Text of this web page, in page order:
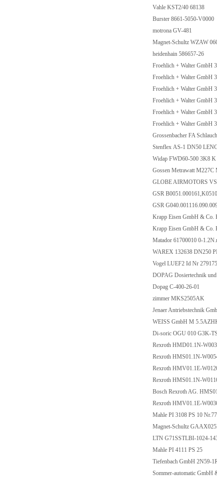
Vahle KST2/40 68138
Burster 8661-5050-V0000
motrona GV-481
Magnet-Schultz WZAW
heidenhain 586657-26
Froehlich + Walter GmbH
Froehlich + Walter GmbH
Froehlich + Walter GmbH
Froehlich + Walter GmbH
Froehlich + Walter GmbH
Froehlich + Walter GmbH
Grossenbacher FA
Stenflex AS-1 DN50
Widap FWD60-500 3K8 K
Gossen Metrawatt
GLOBE AIRMOTORS
GSR
GSR
Krapp Eisen GmbH & Co.
Krapp Eisen GmbH & Co.
Matador 61700010 0-
WAREX 132638 DN250
Vogel LUEF2 Id Nr
DOPAG Dosiertechnik
Dopag C-400-26-01
zimmer MKS2505AK
Jenaer Antriebstechnik
WEISS GmbH M
Di-soric OGU 010 G3K-
Rexroth HMD01.1N-
Rexroth HMS01.1N-
Rexroth HMV01.1E-
Rexroth HMS01.1N-
Bosch Rexroth AG.
Rexroth HMV01.1E-
Mahle PI 3108 PS 10
Magnet-Schultz
LTN G71SSTLBI-1024-
Mahle PI 4111 PS 25
Tiefenbach GmbH 2N59-
Sommer-automatic